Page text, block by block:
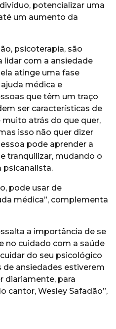
potencializar uma
um aumento da
psicoterapia, são
lidar com a ansiedade
atinge uma fase
médica e
que têm um traço
ser características de
muito atrás do que quer,
isso não quer dizer
pode aprender a
tranquilizar, mudando o
psicanalista.
pode usar de
médica”, complementa
a importância de se
no cuidado com a saúde
do seu psicológico
de ansiedades estiverem
diariamente, para
cantor, Wesley Safadão”,